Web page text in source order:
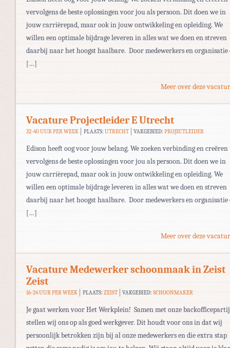
vervolgens de beste oplossingen voor jou als persoon. Dit doen we in
jouw carrièrepad, maar ook in jouw ontwikkeling en opleiding. We
willen een optimale bijdrage leveren in alles wat we doen en streven
daarbij naar het hoogst haalbare. Door medewerkers en organisatie
[…]
Meer over deze
Vacature Projectleider E Utrecht
32-40 UUR PER WEEK PLAATS: UTRECHT VAKGEBIED:PROJECTLEIDER
Edison heeft oog voor jouw belang. We zoeken verbinding en creëren
vervolgens de beste oplossingen voor jou als persoon. Dit doen we in
jouw carrièrepad, maar ook in jouw ontwikkeling en opleiding. We
willen een optimale bijdrage leveren in alles wat we doen en streven
daarbij naar het hoogst haalbare. Door medewerkers en organisatie
[…]
Meer over deze
Vacature Medewerker schoonmaak in Zeist
Zeist
16-24 UUR PER WEEK PLAATS: ZEIST VAKGEBIED:SCHOONMAKER
Je gaat werken voor Het Werkplein! Samen met onze backofficepartij
stellen wij ons op als goed werkgever. Dit houdt voor ons in dat wij
persoonlijk betrokken zijn bij al onze medewerkers en die extra stap